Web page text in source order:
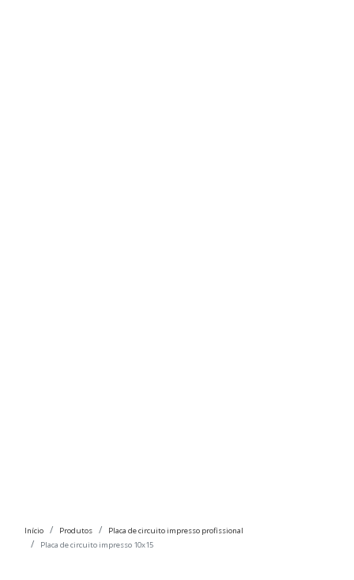
Início Produtos
Placa de circuito impresso profissional
Placa de circuito impresso 10x15